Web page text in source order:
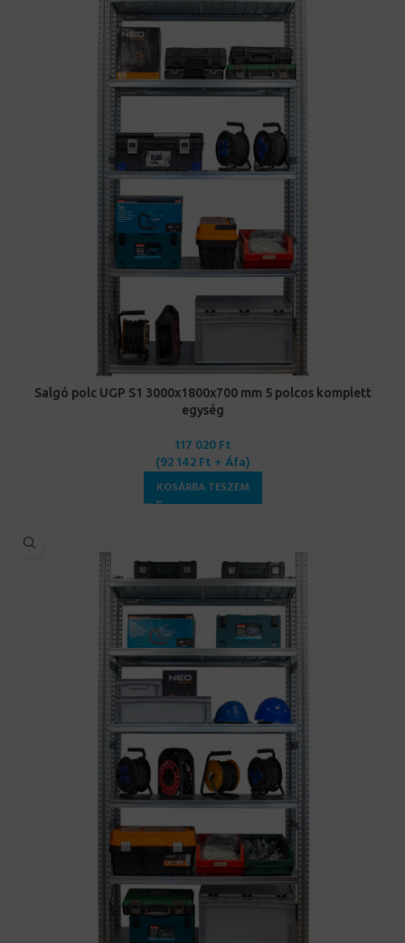
Salgó polc UGP S1 3000x1800x700 mm 5 polcos komplett
egység
117 020Ft
(92 142Ft + Áfa)
KOSÁRBA TESZEM